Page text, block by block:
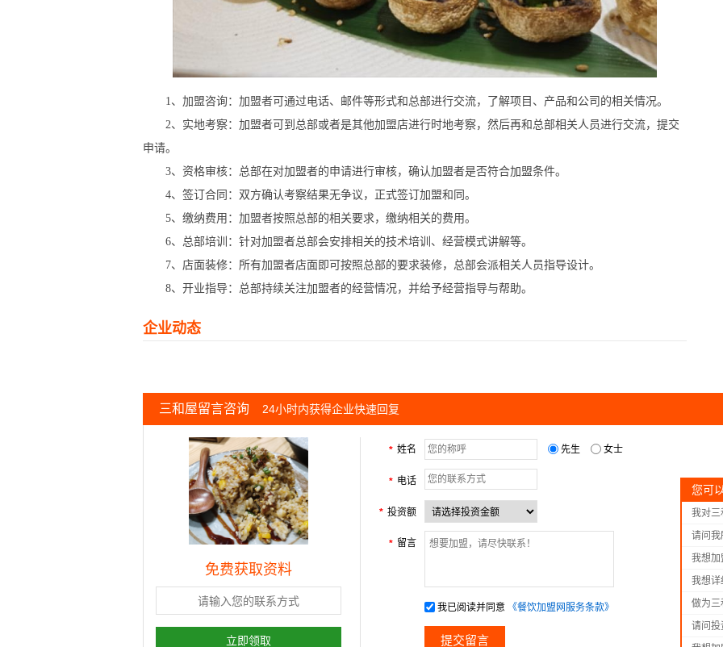
1、加盟咨询：加盟者可通过电话、邮件等形式和总部进行交流，了解项目、产品和公司的相关情况。
2、实地考察：加盟者可到总部或者是其他加盟店进行时地考察，然后再和总部相关人员进行交流，提交
申请。
3、资格审核：总部在对加盟者的申请进行审核，确认加盟者是否符合加盟条件。
4、签订合同：双方确认考察结果无争议，正式签订加盟和同。
5、缴纳费用：加盟者按照总部的相关要求，缴纳相关的费用。
6、总部培训：针对加盟者总部会安排相关的技术培训、经营模式讲解等。
7、店面装修：所有加盟者店面即可按照总部的要求装修，总部会派相关人员指导设计。
8、开业指导：总部持续关注加盟者的经营情况，并给予经营指导与帮助。
企业动态
三和屋留言咨询 24小时内获得企业快速回复
免费获取资料
立即领取
您可
我对三
请问我
我想加
我想详
做为三
请问投
* 姓名 先生 女士
* 电话
* 投资额
* 留言
我已阅读并同意 《餐饮加盟网服务条款》